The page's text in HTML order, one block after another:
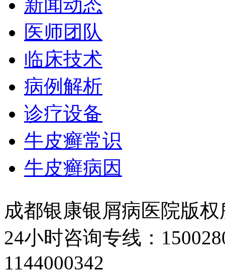
新闻动态
医师团队
临床技术
病例解析
诊疗设备
牛皮癣常识
牛皮癣病因
成都银康银屑病医院版权
24小时咨询专线：
1144000342